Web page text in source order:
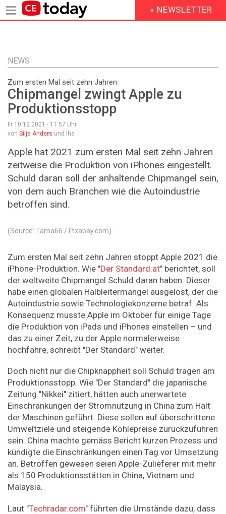
Inhalt
HEADER
MENU
» NEWSLETTER
NEWS
Zum ersten Mal seit zehn Jahren
Chipmangel zwingt Apple zu
Produktionsstopp
Fr 10.12.2021 - 11:57 Uhr
von Silja Anders und lha
Apple hat 2021 zum ersten Mal seit zehn Jahren
zeitweise die Produktion von iPhones eingestellt.
Schuld daran soll der anhaltende Chipmangel sein,
von dem auch Branchen wie die Autoindustrie
betroffen sind.
(Source: Tama66 / Pixabay.com)
Zum ersten Mal seit zehn Jahren stoppt Apple 2021 die
iPhone-Produktion. Wie "Der Standard.at" berichtet, soll
der weltweite Chipmangel Schuld daran haben. Dieser
habe einen globalen Halbleitermangel ausgelöst, der die
Autoindustrie sowie Technologiekonzerne betraf. Als
Konsequenz musste Apple im Oktober für einige Tage
die Produktion von iPads und iPhones einstellen – und
das zu einer Zeit, zu der Apple normalerweise
hochfahre, schreibt "Der Standard" weiter.
Doch nicht nur die Chipknappheit soll Schuld tragen am
Produktionsstopp. Wie "Der Standard" die japanische
Zeitung "Nikkei" zitiert, hätten auch unerwartete
Einschränkungen der Stromnutzung in China zum Halt
der Maschinen geführt. Diese sollen auf überschrittene
Umweltziele und steigende Kohlepreise zurückzuführen
sein. China machte gemäss Bericht kurzen Prozess und
kündigte die Einschränkungen einen Tag vor Umsetzung
an. Betroffen gewesen seien Apple-Zulieferer mit mehr
als 150 Produktionsstätten in China, Vietnam und
Malaysia.
Laut "Techradar.com" führten die Umstände dazu, dass